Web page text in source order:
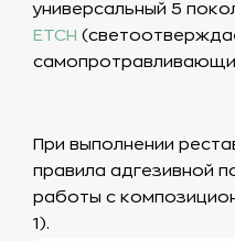
универсальный 5
ETCH
При выполнении
правила адгезивной
работы с
1).